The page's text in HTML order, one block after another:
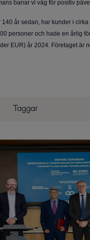
banar vi väg för positiv
år sedan, har kunder i cirka
personer och hade en årlig
EUR) år 2024. Företaget är
Taggar